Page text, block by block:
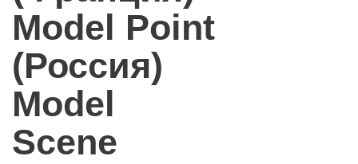
Model Point
(Россия)
Model
Scene